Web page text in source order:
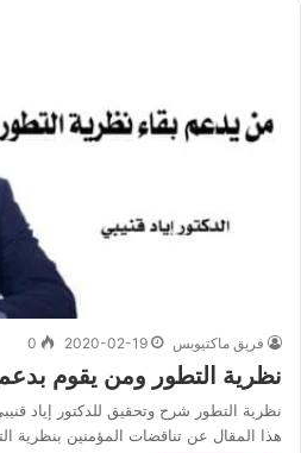
فريق ماكتيوبس 2020-02-19
0
نظرية التطور ومن يقوم
نظرية التطور شرح وتحقيق للدكتور إياد
هذا المقال عن تناقضات المؤمنين بنظرية